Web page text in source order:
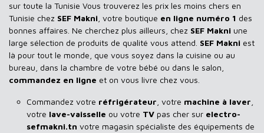
sur toute la Tunisie Vous trouverez les prix les moins chers en
Tunisie chez SEF Makni , votre boutique en ligne numéro 1 des
bonnes affaires. Ne cherchez plus ailleurs, chez SEF Makni une
large sélection de produits de qualité vous attend. SEF Makni est
là pour tout le monde, que vous soyez dans la cuisine ou au
bureau, dans la chambre de votre bébé ou dans le salon,
commandez en ligne et on vous livre chez vous.
Commandez votre réfrigérateur , votre machine à laver
votre lave-vaisselle ou votre TV pas cher sur electro-
sefmakni.tn votre magasin spécialiste des équipements de